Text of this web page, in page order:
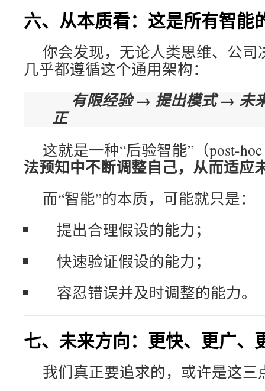
六、从本质看：这是所有智能
你会发现，无论人类思维、公
几乎都遵循这个通用架构：
有限经验 → 提出模式 → 未
正
这就是一种“后验智能”（post-
法预知中不断调整自己，从而适应
而“智能”的本质，可能就只是：
提出合理假设的能力；
快速验证假设的能力；
容忍错误并及时调整的能力。
七、未来方向：更快、更广、
我们真正要追求的，或许是这三